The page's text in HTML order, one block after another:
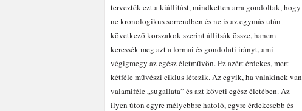
tervezték ezt a kiállítást, mindketten arra gondoltak, hogy
ne kronologikus sorrendben és ne is az egymás után
következő korszakok szerint állítsák össze, hanem
keressék meg azt a formai és gondolati irányt, ami
végigmegy az egész életművön. Ez azért érdekes, mert
kétféle művészi ciklus létezik. Az egyik, ha valakinek van
valamiféle „sugallata” és azt követi egész életében. Az
ilyen úton egyre mélyebbre hatoló, egyre érdekesebb és